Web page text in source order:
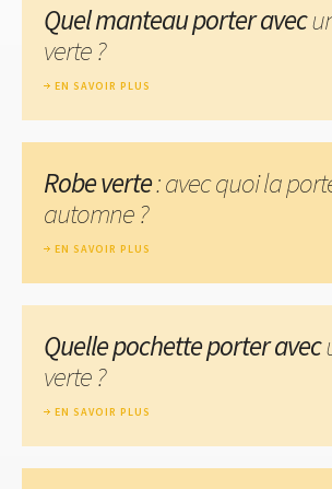
Quel manteau porter avec
verte ?
EN SAVOIR PLUS
Robe verte: avec quoi la
automne ?
EN SAVOIR PLUS
Quelle pochette porter avec
verte ?
EN SAVOIR PLUS